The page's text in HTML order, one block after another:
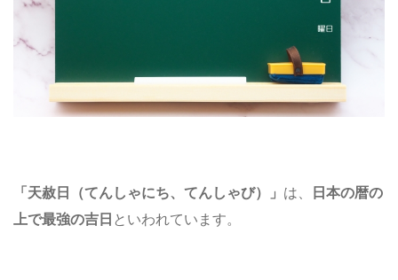
「天赦日 （てんしゃにち、てんしゃび） 」 は、
日本の暦の
上で最強の吉日 といわれています。